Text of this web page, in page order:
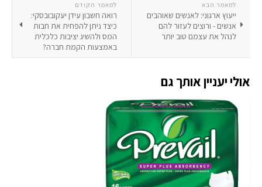
למאמר הקודם
רואה חשבון עידן יעקובובסקי:
כיצד ניתן להפחית את חבות
המס ולהשיג יציבות כלכלית
באמצעות הקמת חברה?
למאמר הבא
ייעוץ ארגוני: לאנשים שאוהבים
אנשים - ורוצים לעזור להם
לנהל את עצמם טוב יותר
אולי יעניין אותך גם